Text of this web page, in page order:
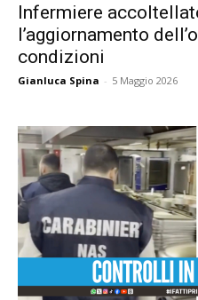
Infermiere
l’aggiornamento
condizioni
Gianluca Spina - 5 Maggio 2026